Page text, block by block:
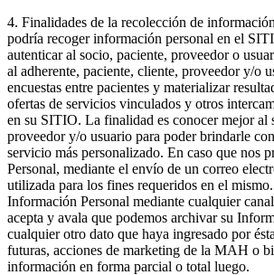
4. Finalidades de la recolección de
podría recoger información personal en el
autenticar al socio, paciente, proveedor o
al adherente, paciente, cliente, proveedor y/o
encuestas entre pacientes y materializar
ofertas de servicios vinculados y otros
en su SITIO. La finalidad es conocer mejor al
proveedor y/o usuario para poder brindarle
servicio más personalizado. En caso que nos
Personal, mediante el envío de un correo
utilizada para los fines requeridos en el
Información Personal mediante cualquier
acepta y avala que podemos archivar su
cualquier otro dato que haya ingresado por
futuras, acciones de marketing de la MAH o
información en forma parcial o total luego.